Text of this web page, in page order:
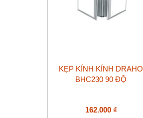
KẸP KÍNH KÍNH DRAHO
BHC230 90 ĐỘ
162.000 ₫